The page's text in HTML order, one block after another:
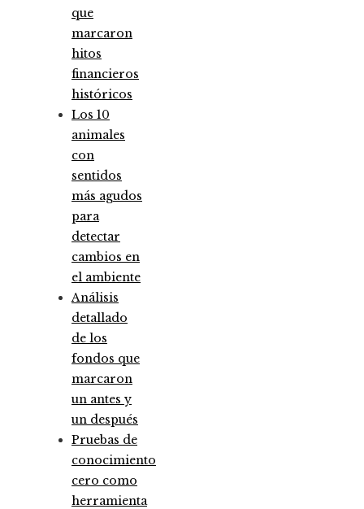
que
marcaron
hitos
financieros
históricos
Los 10
animales
con
sentidos
más agudos
para
detectar
cambios en
el ambiente
Análisis
detallado
de los
fondos que
marcaron
un antes y
un después
Pruebas de
conocimiento
cero como
herramienta